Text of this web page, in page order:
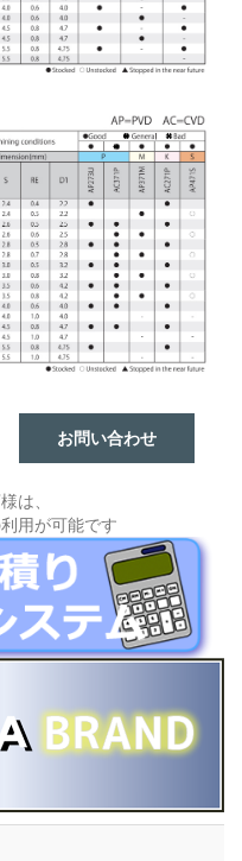
お問い合わせ
は、
用が可能です